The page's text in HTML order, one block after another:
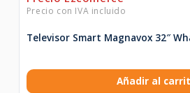
Televisor Smart Magnavox 32″
Añadir al